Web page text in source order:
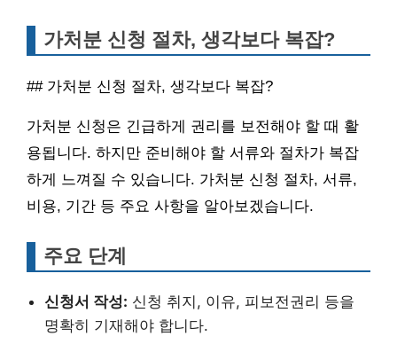
가처분 신청 절차, 생각보다 복잡?
## 가처분 신청 절차, 생각보다 복잡?
가처분 신청은 긴급하게 권리를 보전해야 할 때 활
용됩니다. 하지만 준비해야 할 서류와 절차가 복잡
하게 느껴질 수 있습니다. 가처분 신청 절차, 서류,
비용, 기간 등 주요 사항을 알아보겠습니다.
주요 단계
신청서 작성: 신청 취지, 이유, 피보전권리 등을
명확히 기재해야 합니다.